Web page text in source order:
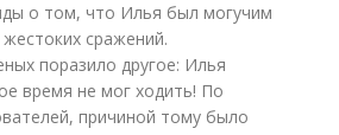
о том, что Илья был могучим
сражений.
поразило другое: Илья
время не мог ходить! По
причиной тому было